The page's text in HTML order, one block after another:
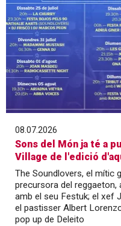
08.07.2026
Sons del Món ja té a
Village de l'edició
The Soundlovers, el mític
precursora del reggaeton,
amb el seu Festuk; el xef
el pastisser Albert
pop up de Deleito